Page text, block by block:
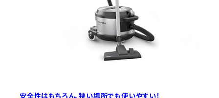
安全性はもちろん、狭い場所でも使いやすい！